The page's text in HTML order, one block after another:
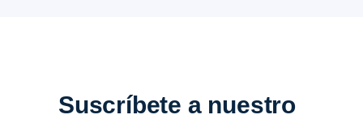
Suscríbete a nuestro